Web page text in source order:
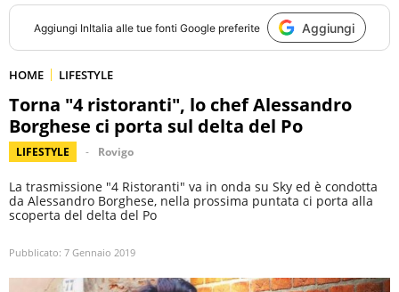
Aggiungi InItalia alle tue fonti Google preferite Aggiungi
HOME LIFESTYLE
Torna "4 ristoranti", lo chef Alessandro
Borghese ci porta sul delta del Po
LIFESTYLE Rovigo
La trasmissione "4 Ristoranti" va in onda su Sky ed è condotta
da Alessandro Borghese, nella prossima puntata ci porta alla
scoperta del delta del Po
Pubblicato: 7 Gennaio 2019